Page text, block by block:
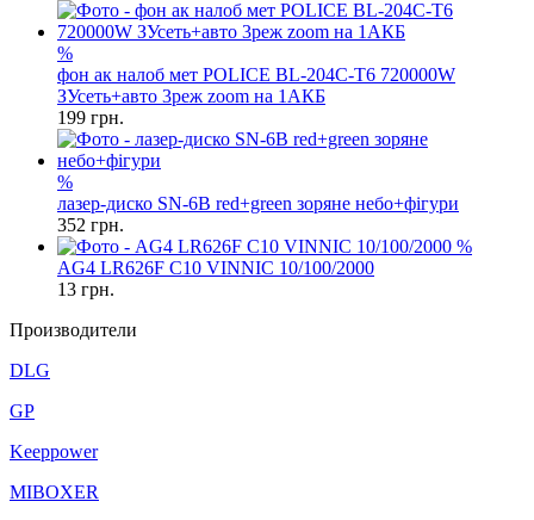
%
фон ак налоб мет POLICE BL-204C-T6 720000W
ЗУсеть+авто 3реж zoom на 1АКБ
199 грн.
%
лазер-диско SN-6B red+green зоряне небо+фігури
352 грн.
%
AG4 LR626F C10 VINNIC 10/100/2000
13 грн.
Производители
DLG
GP
Keeppower
MIBOXER